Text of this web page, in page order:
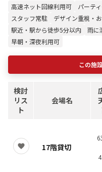
高速ネット回線利用可 パーテ
スタッフ常駐
デザイン重視・
駅近・駅から徒歩5分以内
雨に
早朝・深夜利用可
この施
検討
リス
ト
会場名
17階貸切